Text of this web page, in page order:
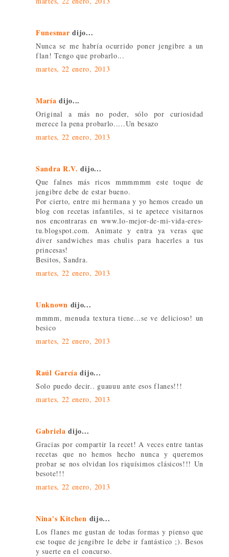
Funesmar dijo...
Nunca se me habría ocurrido poner jengibre a un
flan! Tengo que probarlo...
martes, 22 enero, 2013
María dijo...
Original a más no poder, sólo por curiosidad
merece la pena probarlo.....Un besazo
martes, 22 enero, 2013
Sandra R.V. dijo...
Que falnes más ricos mmmmmm este toque de
jengibre debe de estar bueno.
Por cierto, entre mi hermana y yo hemos creado un
blog con recetas infantiles, si te apetece visitarnos
nos encontraras en www.lo-mejor-de-mi-vida-eres-
tu.blogspot.com. Animate y entra ya veras que
diver sandwiches mas chulis para hacerles a tus
princesas!
Besitos, Sandra.
martes, 22 enero, 2013
Unknown dijo...
mmmm, menuda textura tiene...se ve delicioso! un
besico
martes, 22 enero, 2013
Raúl García dijo...
Solo puedo decir.. guauuu ante esos flanes!!!
martes, 22 enero, 2013
Gabriela dijo...
Gracias por compartir la recet! A veces entre tantas
recetas que no hemos hecho nunca y queremos
probar se nos olvidan los riquísimos clásicos!!! Un
besote!!!
martes, 22 enero, 2013
Nina's Kitchen dijo...
Los flanes me gustan de todas formas y pienso que
ese toque de jengibre le debe ir fantástico ;). Besos
y suerte en el concurso.